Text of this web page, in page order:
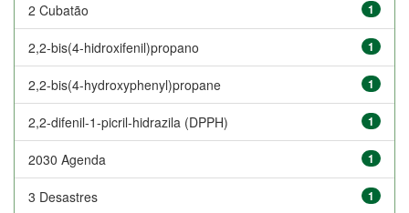
2 Cubatão 1
2,2-bis(4-hidroxifenil)propano 1
2,2-bis(4-hydroxyphenyl)propane 1
2,2-difenil-1-picril-hidrazila (DPPH) 1
2030 Agenda 1
3 Desastres 1